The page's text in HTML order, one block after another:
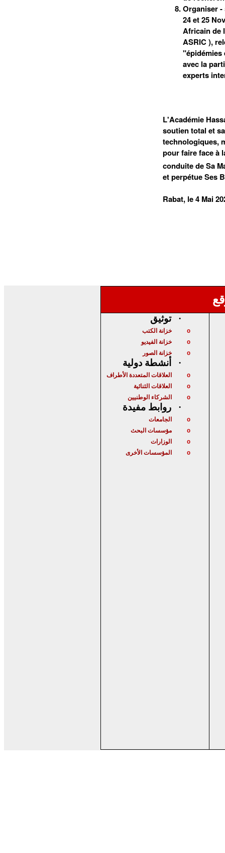
Organiser -
24 et 25
Africain de
ASRIC ),
"épidémies
avec la
experts
L'Académie
soutien total et
technologiques,
pour faire face à
conduite de Sa
et perpétue Ses
Rabat, le 4 Mai
· توثيق
o خزانة الكتب
o خزانة الفيديو
o خزانة الصور
· أنشطة دولية
o العلاقات المتعددة الأطراف
o العلاقات الثنائية
o الشركاء الوطنيين
· روابط مفيدة
o الجامعات
o مؤسسات البحث
o الوزارات
o المؤسسات الأخرى